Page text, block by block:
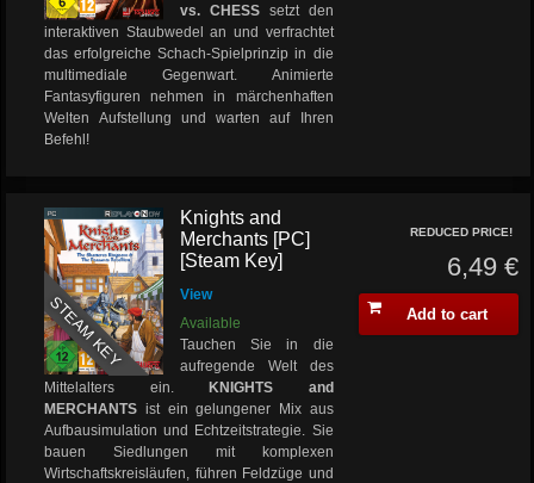
vs. CHESS setzt den
interaktiven Staubwedel an und verfrachtet
das erfolgreiche Schach-Spielprinzip in die
multimediale Gegenwart. Animierte
Fantasyfiguren nehmen in märchenhaften
Welten Aufstellung und warten auf Ihren
Befehl!
STEAM KEY
Knights and
Merchants [PC]
[Steam Key]
View
Available
Tauchen Sie in die
aufregende Welt des
Mittelalters ein.
KNIGHTS and
MERCHANTS ist ein gelungener Mix aus
Aufbausimulation und Echtzeitstrategie. Sie
bauen Siedlungen mit komplexen
Wirtschaftskreisläufen, führen Feldzüge und
REDUCED PRICE!
6,49 €
Add to cart